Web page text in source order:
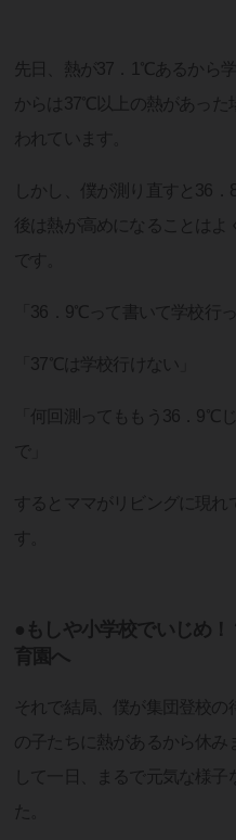
先日、熱が37．1℃あるから
からは37℃以上の熱があった
われています。
しかし、僕が測り直すと36
後は熱が高めになることはよ
です。
「36．9℃って書いて学校行
「37℃は学校行けない」
「何回測ってももう36．9℃
で」
するとママがリビングに現
す。
●もしや小学校でいじめ
育園へ
それで結局、僕が集団登校
の子たちに熱があるから休
して一日、まるで元気な様
た。